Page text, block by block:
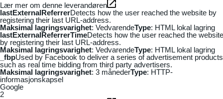
Lær mer om denne leverandøren
lastExternalReferrerDetects how the user reached the website by
registering their last URL-address.
Maksimal lagringsvarighet: VedvarendeType: HTML lokal lagring
lastExternalReferrerTimeDetects how the user reached the website
by registering their last URL-address.
Maksimal lagringsvarighet: VedvarendeType: HTML lokal lagring
_fbpUsed by Facebook to deliver a series of advertisement products
such as real time bidding from third party advertisers.
Maksimal lagringsvarighet: 3 månederType: HTTP-
informasjonskapsel
Google
2